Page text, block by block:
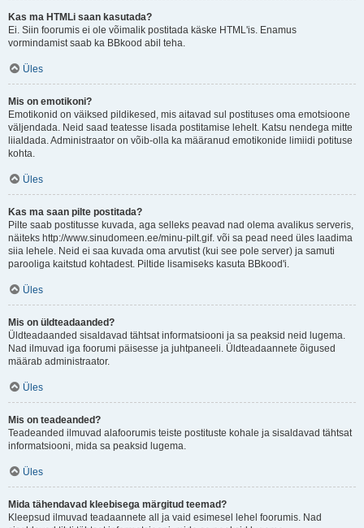
Kas ma HTMLi saan kasutada?
Ei. Siin foorumis ei ole võimalik postitada käske HTML'is. Enamus
vormindamist saab ka BBkood abil teha.
Üles
Mis on emotikoni?
Emotikonid on väiksed pildikesed, mis aitavad sul postituses oma emotsioone
väljendada. Neid saad teatesse lisada postitamise lehelt. Katsu nendega mitte
liialdada. Administraator on võib-olla ka määranud emotikonide limiidi potituse
kohta.
Üles
Kas ma saan pilte postitada?
Pilte saab postitusse kuvada, aga selleks peavad nad olema avalikus serveris,
näiteks http://www.sinudomeen.ee/minu-pilt.gif. või sa pead need üles laadima
siia lehele. Neid ei saa kuvada oma arvutist (kui see pole server) ja samuti
parooliga kaitstud kohtadest. Piltide lisamiseks kasuta BBkood'i.
Üles
Mis on üldteadaanded?
Üldteadaanded sisaldavad tähtsat informatsiooni ja sa peaksid neid lugema.
Nad ilmuvad iga foorumi päisesse ja juhtpaneeli. Üldteadaannete õigused
määrab administraator.
Üles
Mis on teadeanded?
Teadeanded ilmuvad alafoorumis teiste postituste kohale ja sisaldavad tähtsat
informatsiooni, mida sa peaksid lugema.
Üles
Mida tähendavad kleebisega märgitud teemad?
Kleepsud ilmuvad teadaannete all ja vaid esimesel lehel foorumis. Nad